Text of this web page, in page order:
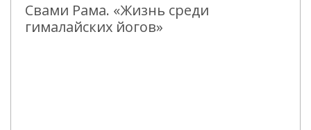
Свами Рама. «Жизнь среди
гималайских йогов»